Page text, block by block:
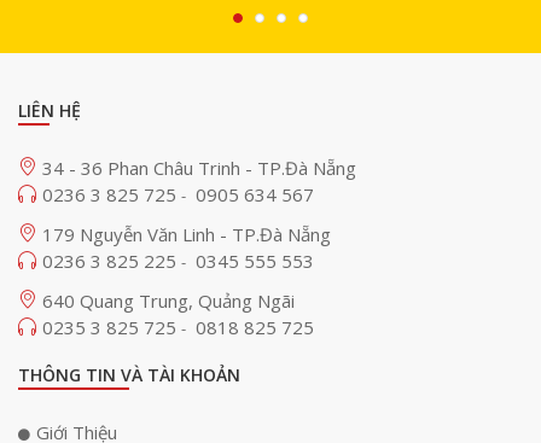
LIÊN HỆ
34 - 36 Phan Châu Trinh - TP.Đà Nẵng
0236 3 825 725 - 0905 634 567
179 Nguyễn Văn Linh - TP.Đà Nẵng
0236 3 825 225 - 0345 555 553
640 Quang Trung, Quảng Ngãi
0235 3 825 725 - 0818 825 725
THÔNG TIN VÀ TÀI KHOẢN
Giới Thiệu